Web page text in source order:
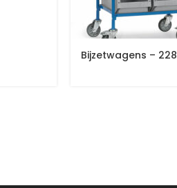
Bijzetwagens – 228